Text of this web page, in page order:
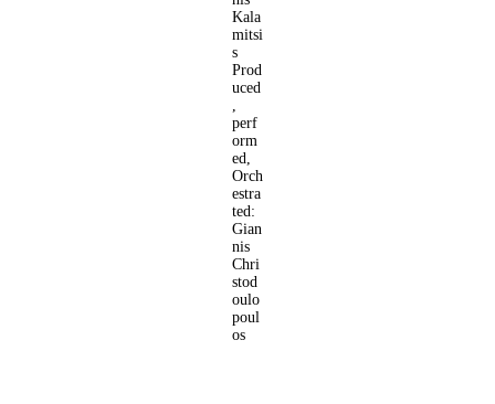
Kala
mitsi
s
Prod
uced
,
perf
orm
ed,
Orch
estra
ted:
Gian
nis
Chri
stod
oulo
poul
os